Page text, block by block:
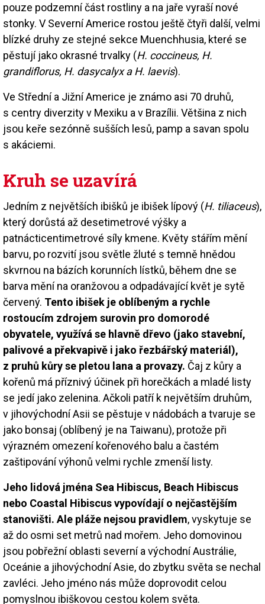
pouze podzemní část rostliny a na jaře vyraší nové
stonky. V Severní Americe rostou ještě čtyři další, velmi
blízké druhy ze stejné sekce Muenchhusia, které se
pěstují jako okrasné trvalky (H. coccineus, H.
grandiflorus, H. dasycalyx a H. laevis).
Ve Střední a Jižní Americe je známo asi 70 druhů,
s centry diverzity v Mexiku a v Brazílii. Většina z nich
jsou keře sezónně sušších lesů, pamp a savan spolu
s akáciemi.
Kruh se uzavírá
Jedním z největších ibišků je ibišek lípový (H. tiliaceus),
který dorůstá až desetimetrové výšky a
patnácticentimetrové síly kmene. Květy stářím mění
barvu, po rozvití jsou světle žluté s temně hnědou
skvrnou na bázích korunních lístků, během dne se
barva mění na oranžovou a odpadávající květ je sytě
červený. Tento ibišek je oblíbeným a rychle
rostoucím zdrojem surovin pro domorodé
obyvatele, využívá se hlavně dřevo (jako stavební,
palivové a překvapivě i jako řezbářský materiál),
z pruhů kůry se pletou lana a provazy. Čaj z kůry a
kořenů má příznivý účinek při horečkách a mladé listy
se jedí jako zelenina. Ačkoli patří k největším druhům,
v jihovýchodní Asii se pěstuje v nádobách a tvaruje se
jako bonsaj (oblíbený je na Taiwanu), protože při
výrazném omezení kořenového balu a častém
zaštipování výhonů velmi rychle zmenší listy.
Jeho lidová jména Sea Hibiscus, Beach Hibiscus
nebo Coastal Hibiscus vypovídají o nejčastějším
stanovišti. Ale pláže nejsou pravidlem, vyskytuje se
až do osmi set metrů nad mořem. Jeho domovinou
jsou pobřežní oblasti severní a východní Austrálie,
Oceánie a jihovýchodní Asie, do zbytku světa se nechal
zavléci. Jeho jméno nás může doprovodit celou
pomyslnou ibiškovou cestou kolem světa.